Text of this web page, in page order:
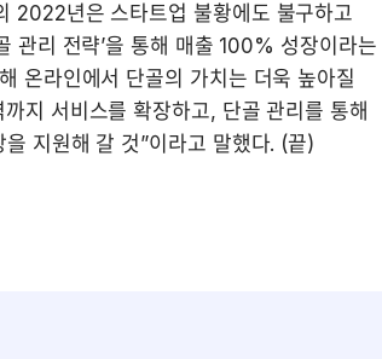
2022년은 스타트업 불황에도 불구하고
관리 전략’을 통해 매출 100% 성장이라는
온라인에서 단골의 가치는 더욱 높아질
지 서비스를 확장하고, 단골 관리를 통해
지원해 갈 것”이라고 말했다. (끝)